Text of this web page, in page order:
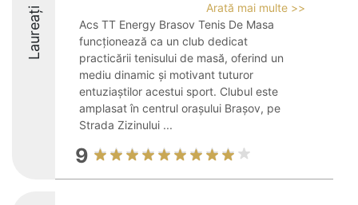
Laureați
Arată mai multe >>
Acs TT Energy Brasov Tenis De Masa
funcționează ca un club dedicat
practicării tenisului de masă, oferind un
mediu dinamic și motivant tuturor
entuziaștilor acestui sport. Clubul este
amplasat în centrul orașului Brașov, pe
Strada Zizinului ...
9